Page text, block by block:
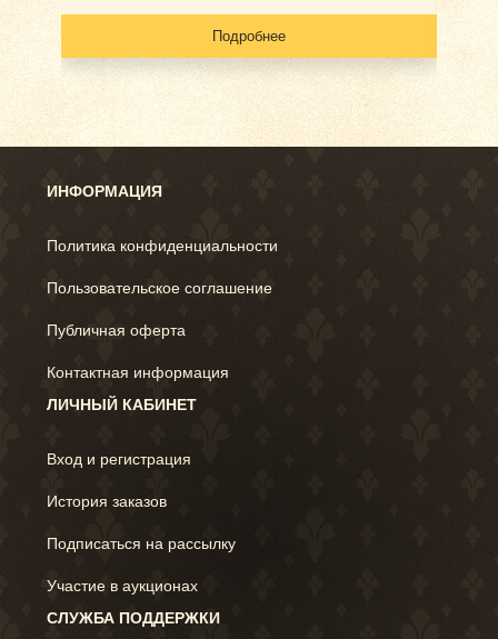
Подробнее
ИНФОРМАЦИЯ
Политика конфиденциальности
Пользовательское соглашение
Публичная оферта
Контактная информация
ЛИЧНЫЙ КАБИНЕТ
Вход и регистрация
История заказов
Подписаться на рассылку
Участие в аукционах
СЛУЖБА ПОДДЕРЖКИ